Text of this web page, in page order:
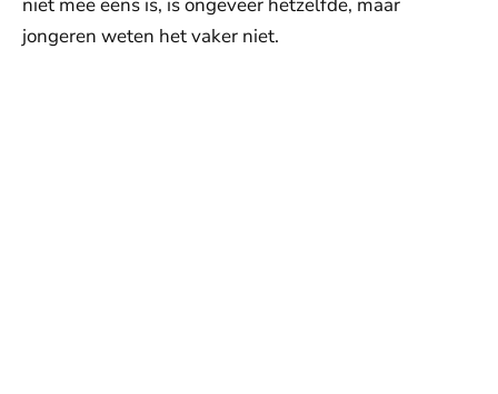
jongeren weten het vaker niet.